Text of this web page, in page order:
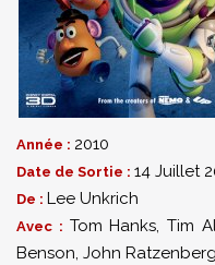
Année : 2010
Date de Sortie : 14 Juillet
De : Lee Unkrich
Avec : Tom Hanks, Tim
Benson, John